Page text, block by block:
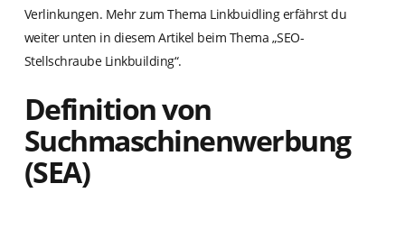
Verlinkungen. Mehr zum Thema Linkbuidling erfährst du
weiter unten in diesem Artikel beim Thema „SEO-
Stellschraube Linkbuilding“.
Definition von
Suchmaschinenwerbung
(SEA)